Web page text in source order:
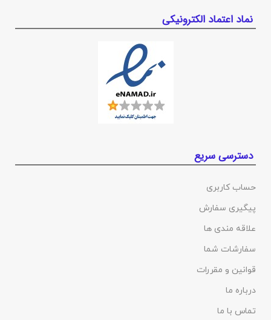
نماد اعتماد الکترونیکی
دسترسی سریع
حساب کاربری
پیگیری سفارش
علاقه مندی ها
سفارشات شما
قوانین و مقررات
درباره ما
تماس با ما